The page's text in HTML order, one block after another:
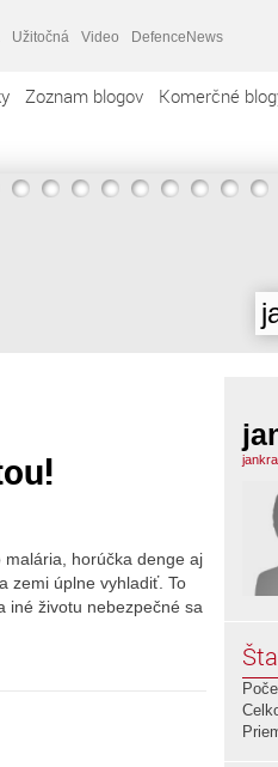
Užitočná Video DefenceNews
Zoznam blogov Komerčné
horúčka denge aj
zemi úplne vyhladiť. To
iné životu nebezpečné sa